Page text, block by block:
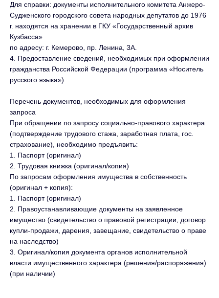
Для справки: документы исполнительного комитета Анжеро-
Судженского городского совета народных депутатов до 1976
г. находятся на хранении в ГКУ «Государственный архив
Кузбасса»
по адресу: г. Кемерово, пр. Ленина, 3А.
4. Предоставление сведений, необходимых при оформлении
гражданства Российской Федерации (программа «Носитель
русского языка»)
Перечень документов, необходимых для оформления
запроса
При обращении по запросу социально-правового характера
(подтверждение трудового стажа, заработная плата, гос.
страхование), необходимо предъявить:
1. Паспорт (оригинал)
2. Трудовая книжка (оригинал/копия)
По запросам оформления имущества в собственность
(оригинал + копия):
1. Паспорт (оригинал)
2. Правоустанавливающие документы на заявленное
имущество (свидетельство о правовой регистрации, договор
купли-продажи, дарения, завещание, свидетельство о праве
на наследство)
3. Оригинал/копия документа органов исполнительной
власти имущественного характера (решения/распоряжения)
(при наличии)